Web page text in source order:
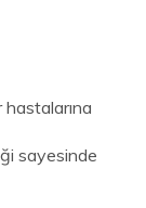
sayesinde